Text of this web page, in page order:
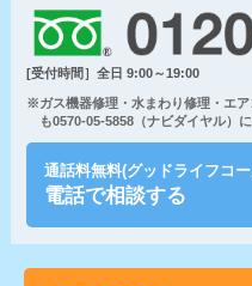
[受付時間］全日 9:00～19:00
※ガス機器修理・水まわり修理・エア
も0570-05-5858（ナビダイヤル）
通話料無料(グッドライフコ
電話で相談する